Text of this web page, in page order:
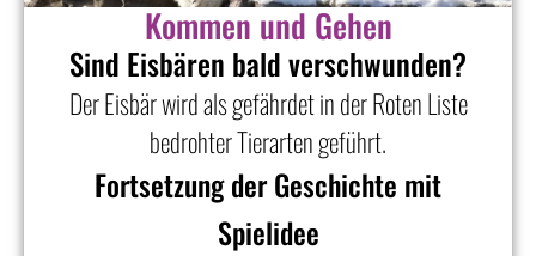
Kommen und Gehen
Sind Eisbären bald verschwunden?
Der Eisbär wird als gefährdet in der Roten Liste
bedrohter Tierarten geführt.
Fortsetzung der Geschichte mit
Spielidee